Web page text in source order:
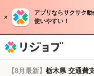
アプリならサクサク動
使いやすい！
【8月最新】 栃木県 交通費